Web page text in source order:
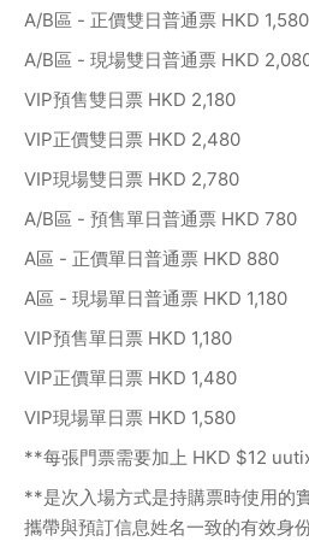
A/B區 - 正價雙日普通票 HKD 1,580
A/B區 - 現場雙日普通票 HKD
VIP預售雙日票 HKD 2,180
VIP正價雙日票 HKD 2,480
VIP現場雙日票 HKD 2,780
A/B區 - 預售單日普通票 HKD 780
A區 - 正價單日普通票 HKD 880
A區 - 現場單日普通票 HKD 1,180
VIP預售單日票 HKD 1,180
VIP正價單日票 HKD 1,480
VIP現場單日票 HKD 1,580
**每張門票需要加上 HKD $12
**是次入場方式是持購票時使用的
攜帶與預訂信息姓名一致的有效身